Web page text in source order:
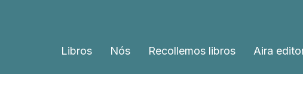
Libros Nós Recollemos libros Aira